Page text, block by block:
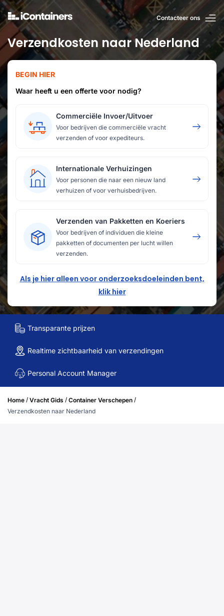
Contacteer ons
Verzendkosten naar Nederland
BEGIN HIER
Waar heeft u een offerte voor nodig?
Commerciële Invoer/Uitvoer
Voor bedrijven die commerciële vracht
verzenden of voor expediteurs.
Internationale Verhuizingen
Voor personen die naar een nieuw land
verhuizen of voor verhuisbedrijven.
Verzenden van Pakketten en Koeriers
Voor bedrijven of individuen die kleine
pakketten of documenten per lucht willen
verzenden.
Als je hier alleen voor onderzoeksdoeleinden bent,
klik hier
Transparante prijzen
Realtime zichtbaarheid van verzendingen
Personal Account Manager
Home / Vracht Gids / Container Verschepen /
Verzendkosten naar Nederland